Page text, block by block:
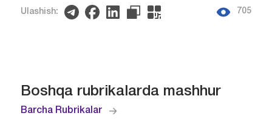
Ulashish: 705
Boshqa rubrikalarda mashhur
Barcha Rubrikalar